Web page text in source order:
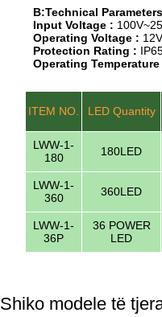
B:Technical Parameters
Input Voltage :
Operating Voltage :
Protection Rating :
Operating
ITEM NO. LED Quantity
LWW-1-
180
180LED
LWW-1-
360
360LED
LWW-1-
36P
36 POWER
LED
Shiko modele të